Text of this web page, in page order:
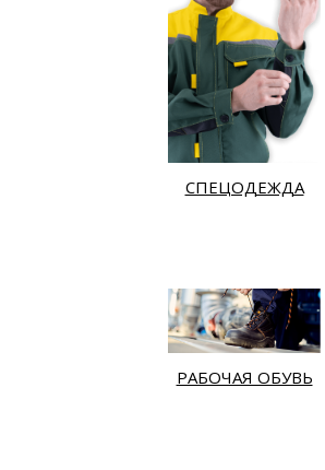
СПЕЦОДЕЖДА
РАБОЧАЯ ОБУВЬ